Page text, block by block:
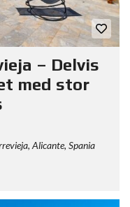
– Delvis
med stor
Alicante, Spania